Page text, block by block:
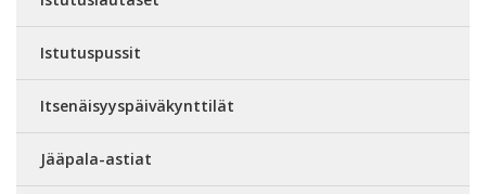
Istutuspussit
Itsenäisyyspäiväkynttilät
Jääpala-astiat